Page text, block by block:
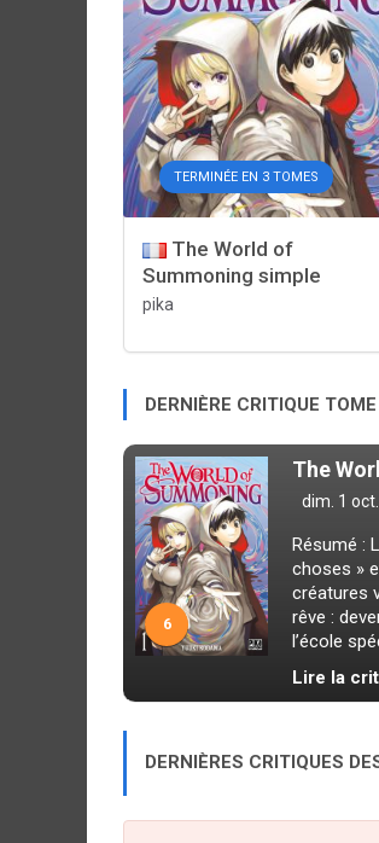
TERMINÉE EN 3 TOMES
The World of
Summoning simple
pika
DERNIÈRE CRITIQUE
6
The
dim. 1
Résumé :
choses »
créatures
rêve :
l’école
Lire la
DERNIÈRES CRITIQUES